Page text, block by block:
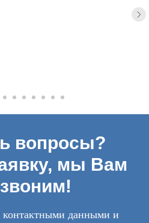
вопросы?
мы Вам
контактными данными и